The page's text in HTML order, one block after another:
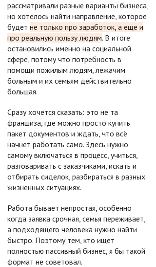
рассматривали разные варианты бизнеса,
но хотелось найти направление, которое
будет не только про заработок, а еще и
про реальную пользу людям. В итоге
остановились именно на социальной
сфере, потому что потребность в
помощи пожилым людям, лежачим
больным и их семьям действительно
большая.
Сразу хочется сказать: это не та
франшиза, где можно просто купить
пакет документов и ждать, что всё
начнет работать само. Здесь нужно
самому включаться в процесс, учиться,
разговаривать с заказчиками, искать и
отбирать сиделок, разбираться в разных
жизненных ситуациях.
Работа бывает непростая, особенно
когда заявка срочная, семья переживает,
а подходящего человека нужно найти
быстро. Поэтому тем, кто ищет
полностью пассивный бизнес, я бы такой
формат не советовал.